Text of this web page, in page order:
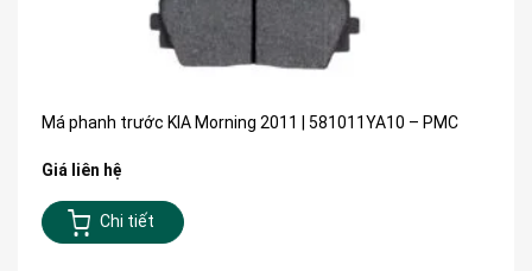
Má phanh trước KIA Morning 2011 | 581011YA10 – PMC
Giá liên hệ
Chi tiết